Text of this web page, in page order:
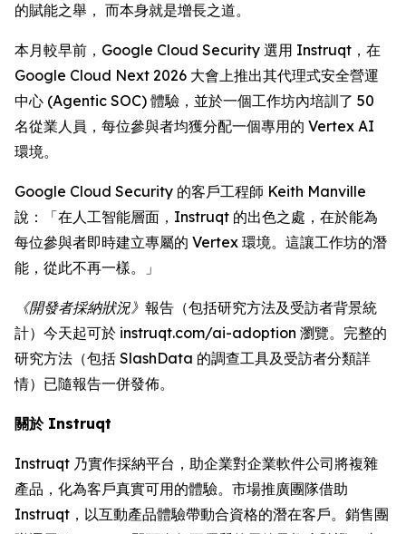
的賦能之舉， 而本身就是增長之道。
本月較早前，Google Cloud Security 選用 Instruqt，在
Google Cloud Next 2026 大會上推出其代理式安全營運
中心 (Agentic SOC) 體驗，並於一個工作坊內培訓了 50
名從業人員，每位參與者均獲分配一個專用的 Vertex AI
環境。
Google Cloud Security 的客戶工程師 Keith Manville
說：「在人工智能層面，Instruqt 的出色之處，在於能為
每位參與者即時建立專屬的 Vertex 環境。這讓工作坊的潛
能，從此不再一樣。」
《開發者採納狀況》 報告（包括研究方法及受訪者背景統
計）今天起可於 instruqt.com/ai-adoption 瀏覽。完整的
研究方法（包括 SlashData 的調查工具及受訪者分類詳
情）已隨報告一併發佈。
關於 Instruqt
Instruqt 乃實作採納平台，助企業對企業軟件公司將複雜
產品，化為客戶真實可用的體驗。市場推廣團隊借助
Instruqt，以互動產品體驗帶動合資格的潛在客戶。銷售團